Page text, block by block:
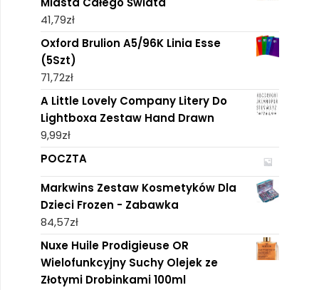
41,79zł
Oxford Brulion A5/96K Linia Esse
(5Szt)
71,72zł
A Little Lovely Company Litery Do
Lightboxa Zestaw Hand Drawn
9,99zł
POCZTA
Markwins Zestaw Kosmetyków Dla
Dzieci Frozen - Zabawka
84,57zł
Nuxe Huile Prodigieuse OR
Wielofunkcyjny Suchy Olejek ze
Złotymi Drobinkami 100ml